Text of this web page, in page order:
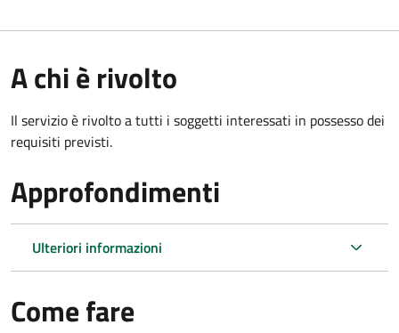
A chi è rivolto
Il servizio è rivolto a tutti i soggetti interessati in possesso dei
requisiti previsti.
Approfondimenti
Ulteriori informazioni
Come fare